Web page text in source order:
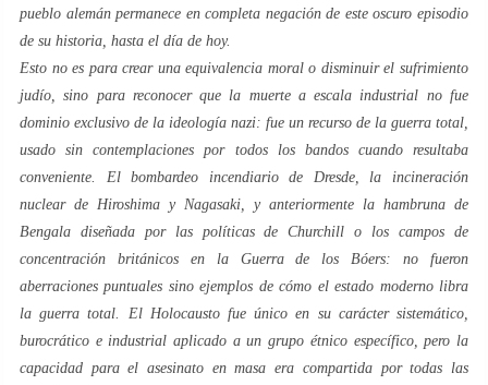
pueblo alemán permanece en completa negación de este oscuro episodio
de su historia, hasta el día de hoy.
Esto no es para crear una equivalencia moral o disminuir el sufrimiento
judío, sino para reconocer que la muerte a escala industrial no fue
dominio exclusivo de la ideología nazi: fue un recurso de la guerra total,
usado sin contemplaciones por todos los bandos cuando resultaba
conveniente. El bombardeo incendiario de Dresde, la incineración
nuclear de Hiroshima y Nagasaki, y anteriormente la hambruna de
Bengala diseñada por las políticas de Churchill o los campos de
concentración británicos en la Guerra de los Bóers: no fueron
aberraciones puntuales sino ejemplos de cómo el estado moderno libra
la guerra total. El Holocausto fue único en su carácter sistemático,
burocrático e industrial aplicado a un grupo étnico específico, pero la
capacidad para el asesinato en masa era compartida por todas las